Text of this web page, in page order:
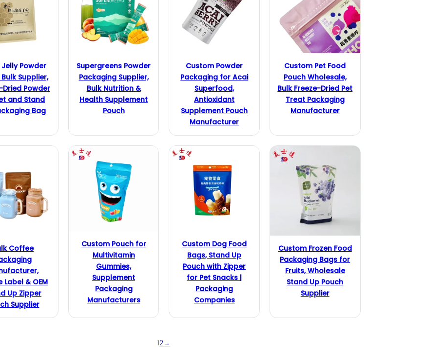
Jelly Powder
Supplier,
Dried Powder
and Stand
Bag
Supergreens Powder
Packaging Supplier,
Bulk Nutrition &
Health Supplement
Pouch
Custom Powder
Packaging for Acai
Superfood,
Antioxidant
Supplement Pouch
Manufacturer
Custom Pet Food
Pouch Wholesale,
Bulk Freeze-Dried Pet
Treat Packaging
Manufacturer
Coffee
Label & OEM
Up Zipper
Supplier
Custom Pouch for
Multivitamin
Gummies,
Supplement
Packaging
Manufacturers
Custom Dog Food
Bags, Stand Up
Pouch with Zipper
for Pet Snacks |
Packaging
Companies
Custom Frozen Food
Packaging Bags for
Fruits, Wholesale
Stand Up Pouch
Supplier
12→